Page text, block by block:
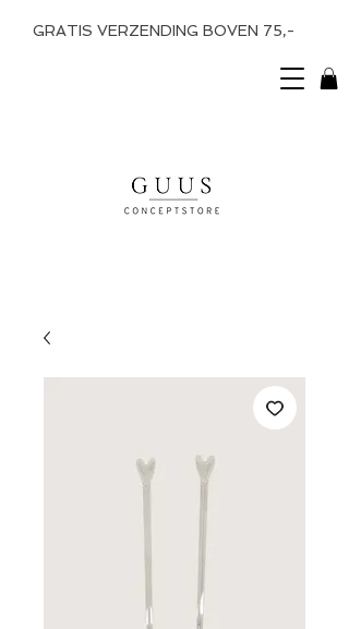
GRATIS VERZENDING BOVEN 75,-